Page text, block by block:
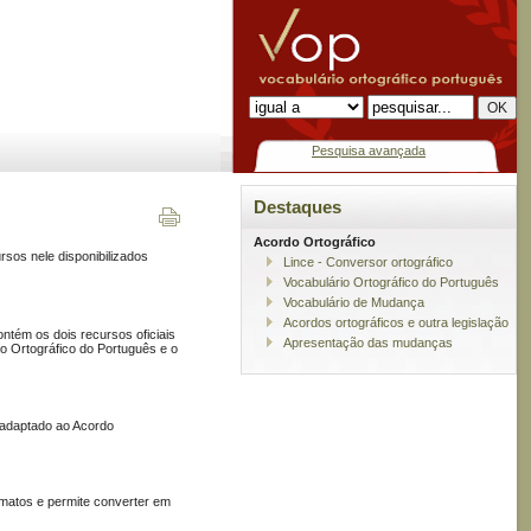
Pesquisa avançada
nele disponibilizados
os dois recursos oficiais
Ortográfico do Português e o
ao Acordo
e permite converter em
Destaques
Acordo Ortográfico
Lince - Conversor ortográfico
Vocabulário Ortográfico do Português
Vocabulário de Mudança
Acordos ortográficos e outra legislação
Apresentação das mudanças